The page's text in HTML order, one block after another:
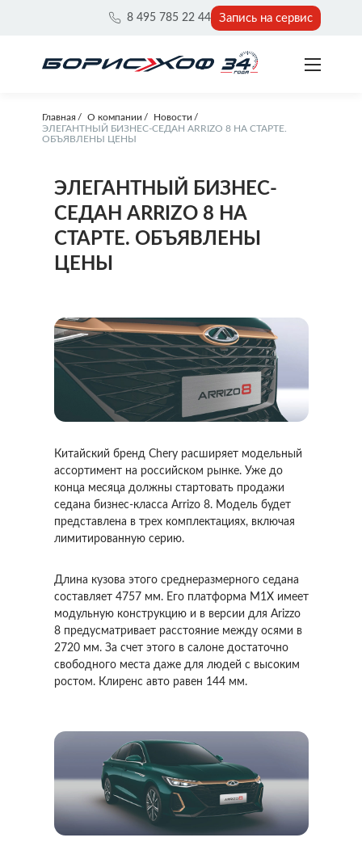
8 495 785 22 44 Запись на сервис
Главная О компании
Новости
ЭЛЕГАНТНЫЙ БИЗНЕС-СЕДАН ARRIZO 8 НА СТАРТЕ.
ОБЪЯВЛЕНЫ ЦЕНЫ
ЭЛЕГАНТНЫЙ БИЗНЕС-
СЕДАН ARRIZO 8 НА
СТАРТЕ. ОБЪЯВЛЕНЫ
ЦЕНЫ
Китайский бренд Chery расширяет модельный
ассортимент на российском рынке. Уже до
конца месяца должны стартовать продажи
седана бизнес-класса Arrizo 8. Модель будет
представлена в трех комплектациях, включая
лимитированную серию.
Длина кузова этого среднеразмерного седана
составляет 4757 мм. Его платформа M1X имеет
модульную конструкцию и в версии для Arizzo
8 предусматривает расстояние между осями в
2720 мм. За счет этого в салоне достаточно
свободного места даже для людей с высоким
ростом. Клиренс авто равен 144 мм.